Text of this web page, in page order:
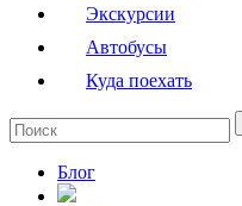
Экскурсии
Автобусы
Куда поехать
Блог